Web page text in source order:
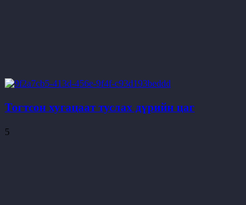
Тогтсон хугацаат туслах дүрийн цаг
5